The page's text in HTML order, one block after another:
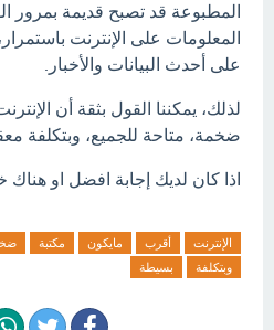
المطبوعة قد تصبح قديمة بمرور
المعلومات على الإنترنت
على أحدث البيانات والأخبار.
لذلك، يمكننا القول بثقة أن
ضخمة، متاحة للجميع، وبتكلفة
اذا كان لديك إجابة افضل او هناك
الإنترنت أقرب مايكون مكتبة
وبتكلفة
بسيطة